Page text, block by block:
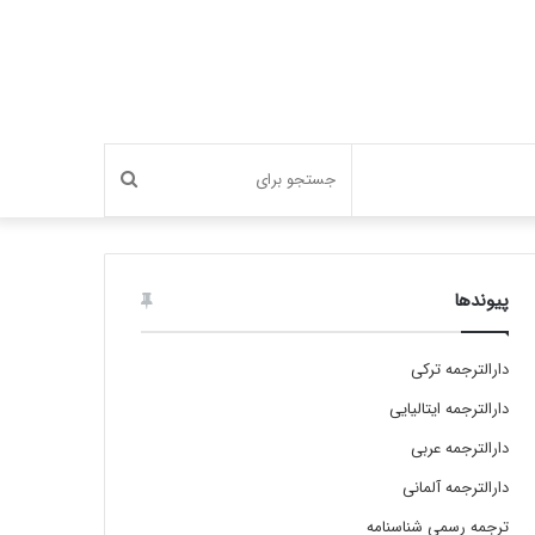
جستجو
برای
پیوندها
دارالترجمه ترکی
دارالترجمه ایتالیایی
دارالترجمه عربی
دارالترجمه آلمانی
ترجمه رسمی شناسنامه